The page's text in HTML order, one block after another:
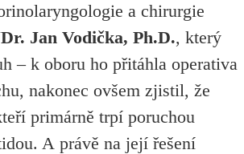
a chirurgie
Jan Vodička, Ph.D., který
–⁠ k oboru ho přitáhla operativa
nakonec ovšem zjistil, že
primárně trpí poruchou
A právě na její řešení